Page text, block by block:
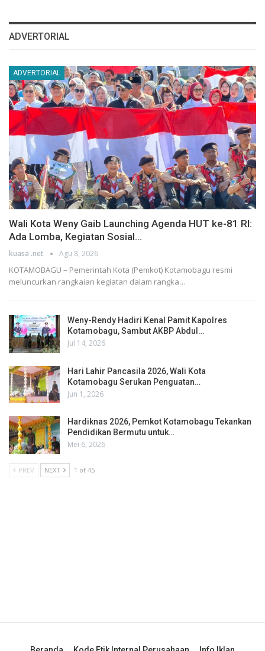
ADVERTORIAL
ADVERTORIAL
Wali Kota Weny Gaib Launching Agenda HUT ke-81 RI:
Ada Lomba, Kegiatan Sosial…
kuasa .net Agu 8, 2026
KOTAMOBAGU – Pemerintah Kota (Pemkot) Kotamobagu resmi
meluncurkan rangkaian kegiatan dalam rangka…
Weny-Rendy Hadiri Kenal Pamit Kapolres
Kotamobagu, Sambut AKBP Abdul…
Jul 14, 2026
Hari Lahir Pancasila 2026, Wali Kota
Kotamobagu Serukan Penguatan…
Jun 1, 2026
Hardiknas 2026, Pemkot Kotamobagu Tekankan
Pendidikan Bermutu untuk…
Mei 6, 2026
PREV NEXT 1 of 45